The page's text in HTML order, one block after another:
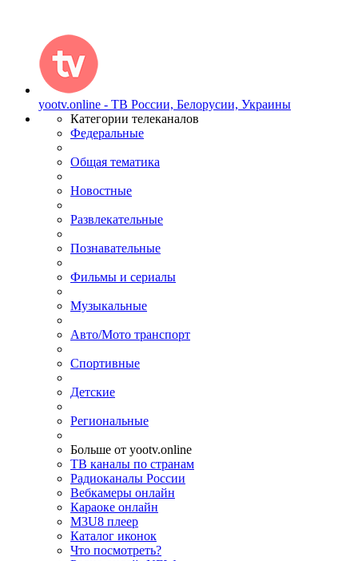
yootv.online - ТВ России, Белорусии, Украины
Категории телеканалов
Федеральные
Общая тематика
Новостные
Развлекательные
Познавательные
Фильмы и сериалы
Музыкальные
Авто/Мото транспорт
Спортивные
Детские
Региональные
Больше от yootv.online
ТВ каналы по странам
Радиоканалы России
Вебкамеры онлайн
Караоке онлайн
M3U8 плеер
Каталог иконок
Что посмотреть?